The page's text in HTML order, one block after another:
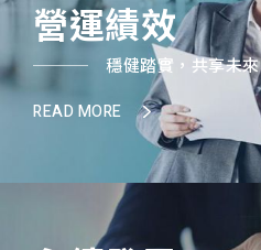
營運績效
穩健踏實，共享未來
READ MORE